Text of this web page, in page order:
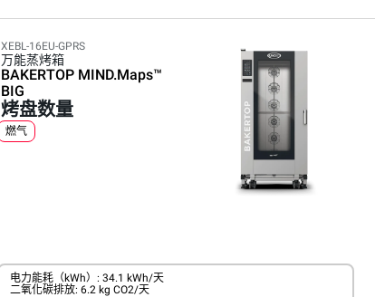
XEBL-16EU-GPRS
万能蒸烤箱
BAKERTOP MIND.Maps™
BIG
烤盘数量
燃气
电力能耗（kWh）: 34.1 kWh/天
二氧化碳排放: 6.2 kg CO2/天